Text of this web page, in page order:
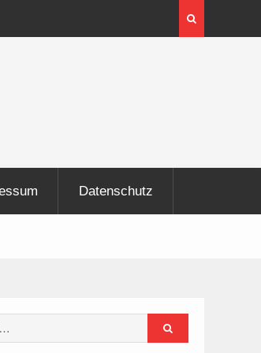
InnoTrans 2026 zeigt Technologien für die
der Schiene
Datenschutz